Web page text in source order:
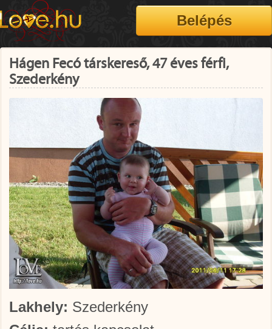
Hágen Fecó társkereső, 47 éves férfi,
Szederkény
Lakhely: Szederkény